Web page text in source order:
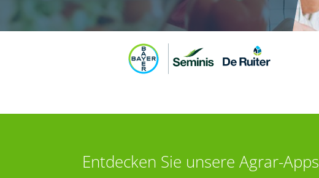
Entdecken Sie unsere Agrar-Apps